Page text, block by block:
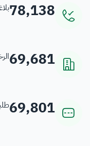
78,138
69,681
69,801